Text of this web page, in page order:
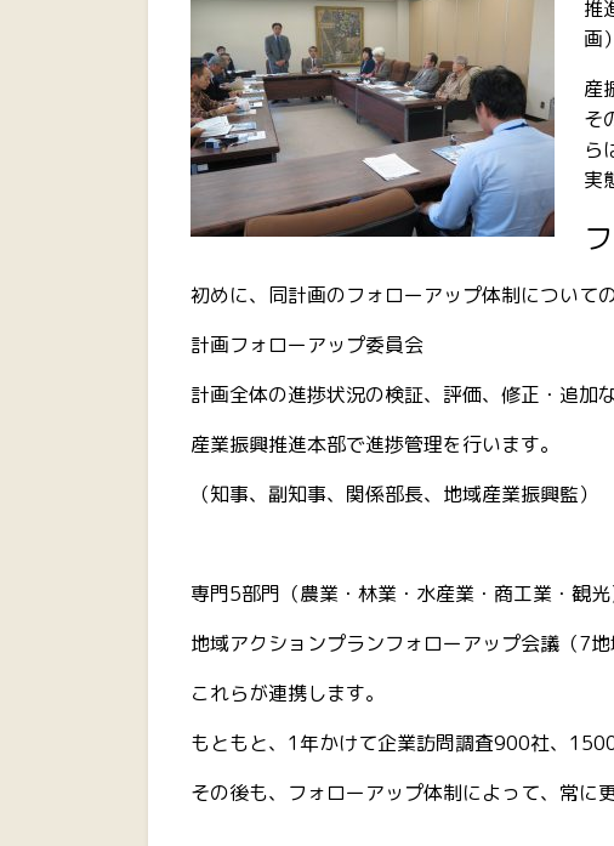
推
画
産
そ
ら
実
初めに、同計画のフォローアップ体制について
計画フォローアップ委員会
計画全体の進捗状況の検証、評価、修正・追加
産業振興推進本部で進捗管理を行います。
（知事、副知事、関係部長、地域産業振興監）
専門5部門（農業・林業・水産業・商工業・観
地域アクションプランフォローアップ会議（7
これらが連携します。
もともと、1年かけて企業訪問調査900社、
その後も、フォローアップ体制によって、常に